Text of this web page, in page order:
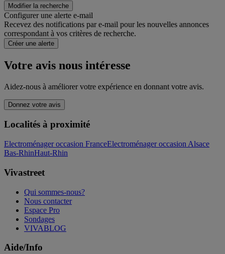
Modifier la recherche
Configurer une alerte e-mail
Recevez des notifications par e-mail pour les nouvelles annonces
correspondant à vos critères de recherche.
Créer une alerte
Votre avis nous intéresse
Aidez-nous à améliorer votre expérience en donnant votre avis.
Donnez votre avis
Localités à proximité
Electroménager occasion FranceElectroménager occasion Alsace
Bas-RhinHaut-Rhin
Vivastreet
Qui sommes-nous?
Nous contacter
Espace Pro
Sondages
VIVABLOG
Aide/Info